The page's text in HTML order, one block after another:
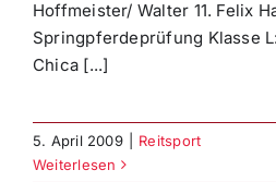
Hoffmeister/ Walter 11. Felix
Springpferdeprüfung Klasse
Chica [...]
5. April 2009
Reitsport
Weiterlesen